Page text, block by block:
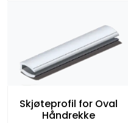
Skjøteprofil for Oval
Håndrekke